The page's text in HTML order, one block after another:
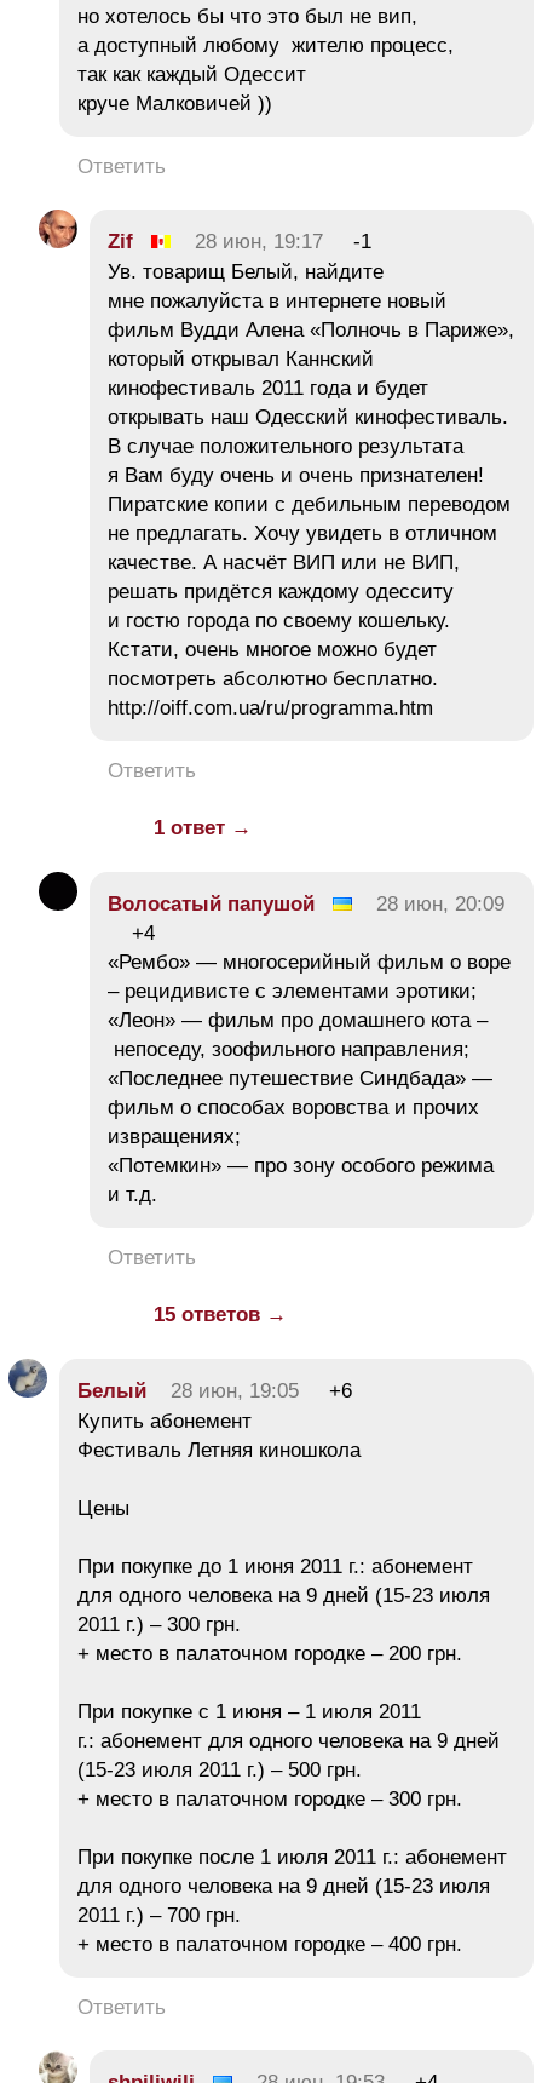
но хотелось бы что это был не вип,
а доступный любому жителю процесс,
так как каждый Одессит
круче Малковичей ))
Ответить
Zif 28 июн, 19:17
-1
Ув. товарищ Белый, найдите
мне пожалуйста в интернете новый
фильм Вудди Алена «Полночь в Париже»,
который открывал Каннский
кинофестиваль 2011 года и будет
открывать наш Одесский кинофестиваль.
В случае положительного результата
я Вам буду очень и очень признателен!
Пиратские копии с дебильным переводом
не предлагать. Хочу увидеть в отличном
качестве. А насчёт ВИП или не ВИП,
решать придётся каждому одесситу
и гостю города по своему кошельку.
Кстати, очень многое можно будет
посмотреть абсолютно бесплатно.
http://oiff.com.ua/ru/programma.htm
Ответить
1 ответ →
Волосатый папушой
28 июн, 20:09
+4
«Рембо» — многосерийный фильм о воре
– рецидивисте с элементами эротики;
«Леон» — фильм про домашнего кота –
непоседу, зоофильного направления;
«Последнее путешествие Синдбада» —
фильм о способах воровства и прочих
извращениях;
«Потемкин» — про зону особого режима
и т.д.
Ответить
15 ответов →
Белый 28 июн, 19:05
+6
Купить абонемент
Фестиваль Летняя киношкола
Цены
При покупке до 1 июня 2011 г.: абонемент
для одного человека на 9 дней (15-23 июля
2011 г.) – 300 грн.
+ место в палаточном городке – 200 грн.
При покупке c 1 июня – 1 июля 2011
г.: абонемент для одного человека на 9 дней
(15-23 июля 2011 г.) – 500 грн.
+ место в палаточном городке – 300 грн.
При покупке после 1 июля 2011 г.: абонемент
для одного человека на 9 дней (15-23 июля
2011 г.) – 700 грн.
+ место в палаточном городке – 400 грн.
Ответить